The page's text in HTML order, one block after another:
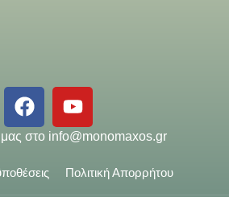
μας στο info@monomaxos.gr
Πολιτική Απορρήτου